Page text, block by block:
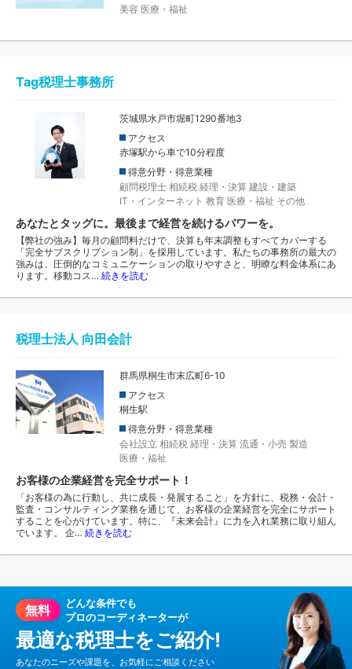
美容 医療・福祉
Tag税理士事務所
茨城県水戸市堀町1290番地3
アクセス
赤塚駅から車で10分程度
得意分野・得意業種
顧問税理士 相続税 経理・決算 建設・建築
IT・インターネット 教育 医療・福祉 その他
あなたとタッグに。最後まで経営を続けるパワーを。
【弊社の強み】毎月の顧問料だけで、決算も年末調整もすべてカバーする
「完全サブスクリプション制」を採用しています。私たちの事務所の最大の
強みは、圧倒的なコミュニケーションの取りやすさと、明瞭な料金体系にあ
ります。移動コス… 続きを読む
税理士法人 向田会計
群馬県桐生市末広町6-10
アクセス
桐生駅
得意分野・得意業種
会社設立 相続税 経理・決算 流通・小売 製造
医療・福祉
お客様の企業経営を完全サポート！
「お客様の為に行動し、共に成長・発展すること」を方針に、税務・会計・
監査・コンサルティング業務を通じて、お客様の企業経営を完全にサポート
することを心がけています。特に、『未来会計』に力を入れ業務に取り組ん
でいます。 企… 続きを読む
無料
どんな条件でも
プロのコーディネーターが
最適な税理士をご紹介!
あなたのニーズや課題を、お気軽にご相談ください